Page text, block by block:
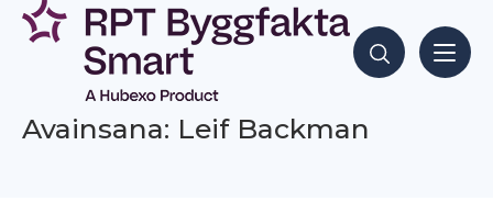
Siirry
sisältöön
Hae sisältöjä
Avainsana: Leif Backman